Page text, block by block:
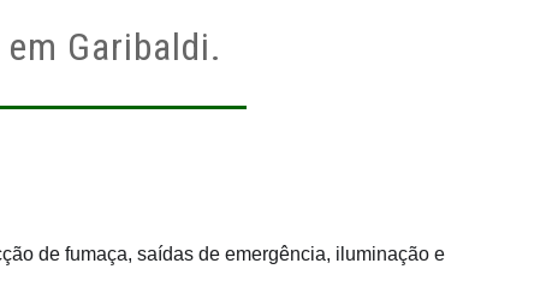
Garibaldi.
de fumaça, saídas de emergência, iluminação e